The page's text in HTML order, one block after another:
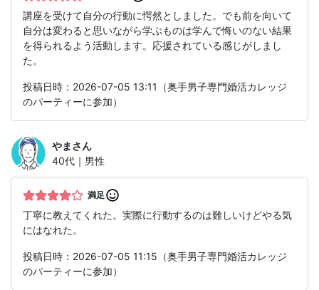
講座を受けて自分の行動に愕然としました。でも前を向いて
自分は変わると思いながら学ぶものは学んで悔いのない結果
を得られるよう活動します。応援されている感じがしまし
た。
投稿日時：2026-07-05 13:11（奥手男子専門婚活カレッジ
のパーティーに参加）
やま さん
40代｜男性
満足
丁寧に教えてくれた。実際に行動するのは難しいけどやる気
にはなれた。
投稿日時：2026-07-05 11:15（奥手男子専門婚活カレッジ
のパーティーに参加）